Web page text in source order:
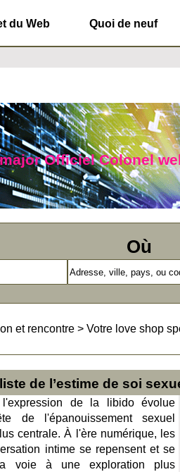
du Web Quoi de neuf
Officiel Colonel
Où
et rencontre > Votre love shop
de l’estime de soi
de la libido évolue
de l'épanouissement sexuel
centrale. À l'ère numérique, les
intime se repensent et se
voie à une exploration plus